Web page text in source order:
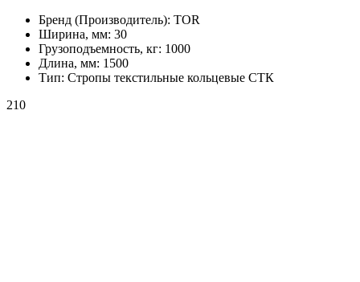
Бренд (Производитель): TOR
Ширина, мм: 30
Грузоподъемность, кг: 1000
Длина, мм: 1500
Тип: Стропы текстильные кольцевые СТК
210